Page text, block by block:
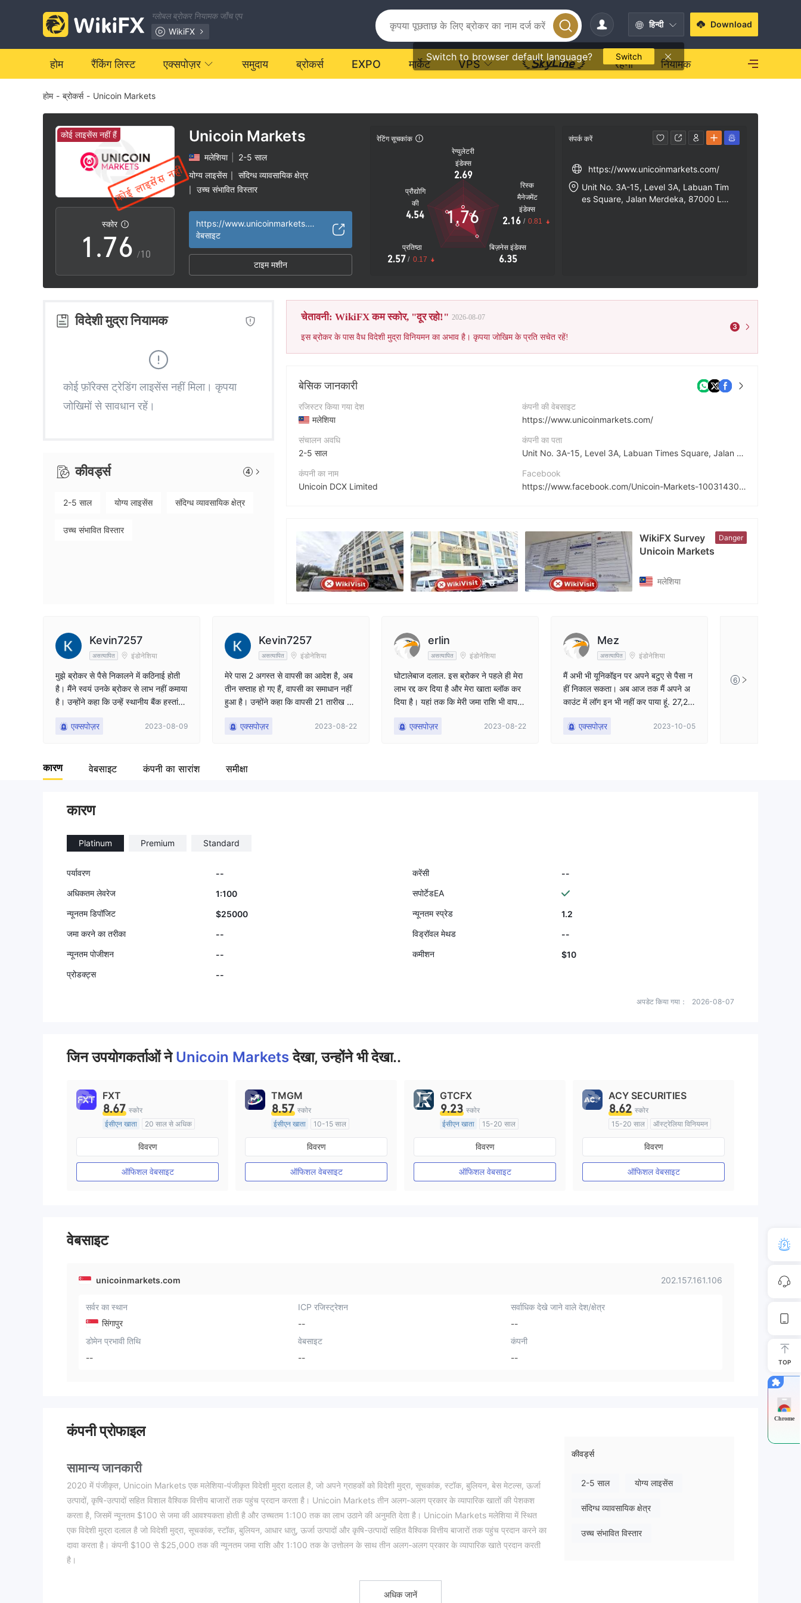
ग्लोबल ब्रोकर नियामक जाँच एप
WikiFX
हिन्दी
Switch to browser default language? Switch
Download
होम रैंकिंग लिस्ट एक्सपोज़र समुदाय ब्रोकर्स EXPO मार्केट VPS रहना नियामक
होम - ब्रोकर्स - Unicoin Markets
कोई लाइसेंस नहीं हैं
स्कोर
0
1
2
3
5
6
7
9
.
1
2
3
4
5
6
7
8
9
0
1
2
3
4
5
6
7
8
/10
Unicoin Markets
मलेशिया
2-5 साल
योग्य लाइसेंस
संदिग्ध व्यावसायिक क्षेत्र
उच्च संभावित विस्तार
https://www.unicoinmarkets.com/
वेबसाइट
टाइम मशीन
रेटिंग सूचकांक
रेग्युलेटरी
इंडेक्स
2.69
प्रौद्योगि
की
4.54
प्रतिष्ठा
2.57 / 0.17
बिज़नेस इंडेक्स
6.35
रिस्क
मैनेजमेंट
इंडेक्स
2.16 / 0.81
1.76
संपर्क करें
https://www.unicoinmarkets.com/
Unit No. 3A-15, Level 3A, Labuan Tim
es Square, Jalan Merdeka, 87000 La
विदेशी मुद्रा नियामक
कोई फ़ॉरेक्स ट्रेडिंग लाइसेंस नहीं मिला। कृपया
जोखिमों से सावधान रहें।
कीवर्ड्स 4
2-5 साल योग्य लाइसेंस संदिग्ध व्यावसायिक क्षेत्र
उच्च संभावित विस्तार
चेतावनी: WikiFX कम स्कोर, "दूर रहो!" 2026-08-07
इस ब्रोकर के पास वैध विदेशी मुद्रा विनियमन का अभाव है। कृपया जोखिम के प्रति सचेत रहें!
3
बेसिक जानकारी
रजिस्टर किया गया देश
मलेशिया
संचालन अवधि
2-5 साल
कंपनी का नाम
Unicoin DCX Limited
कंपनी का कर्मचारी
--
कंपनी की वेबसाइट
https://www.unicoinmarkets.com/
कंपनी का पता
Unit No. 3A-15, Level 3A, Labuan Times Square, Jalan Merdeka, 87000 Labuan F.T. Malaysia
Facebook
https://www.facebook.com/Unicoin-Markets-100314305083842/
इंस्टाग्राम
https://www.instagram.com/unicoinmarkets/
WikiFX Survey
Unicoin Markets
Danger
मलेशिया
Kevin7257
असत्यापित इंडोनेशिया
मुझे ब्रोकर से पैसे निकालने में कठिनाई होती
है। मैंने स्वयं उनके ब्रोकर से लाभ नहीं कमाया
है। उन्होंने कहा कि उन्हें स्थानीय बैंक हस्तांतर
दावे को 4+ दिन हो गए हैं और उन्होंने प्र
लंबित हैं। कृपया मेरी मदद करें, मैं मदद नहीं क
र सकता लेकिन 2 सप्ताह बहुत लंबा है और
एक्सपोज़र 2023-08-09
Kevin7257
असत्यापित इंडोनेशिया
मेरे पास 2 अगस्त से वापसी का आदेश है, अब
तीन सप्ताह हो गए हैं, वापसी का समाधान नहीं
हुआ है। उन्होंने कहा कि वापसी 21 तारीख से
पुष्टि या स्पष्टीकरण के केवल अपने सामान्य उ
एक्सपोज़र 2023-08-22
erlin
असत्यापित इंडोनेशिया
घोटालेबाज दलाल. इस ब्रोकर ने पहले ही मेरा
लाभ रद्द कर दिया है और मेरा खाता ब्लॉक कर
दिया है। यहां तक ​​कि मेरी जमा राशि भी वापस
इंतजार कर रहा हूं लेकिन मेरी जमा राशि वापस
एक्सपोज़र 2023-08-22
Mez
असत्यापित इंडोनेशिया
मैं अभी भी यूनिकॉइन पर अपने बटुए से पैसा न
हीं निकाल सकता। अब आज तक मैं अपने अ
काउंट में लॉग इन भी नहीं कर पाया हूं. 27,23
लॉगिन क्यों नहीं कर पा रहा हूं, जब तक मैंने य
एक्सपोज़र 2023-10-05
6
कारण वेबसाइट कंपनी का सारांश समीक्षा
कारण
Platinum Premium Standard
पर्यावरण -- करेंसी
--
अधिकतम लेवरेज
1:100
सपोर्टेडEA
न्यूनतम डिपॉजिट
$25000 न्यूनतम स्प्रेड
1.2
जमा करने का तरीका
-- विड्रॉवल मेथड
--
न्यूनतम पोजीशन
-- कमीशन
$10
प्रोडक्ट्स
--
अपडेट किया गया： 2026-08-07
जिन उपयोगकर्ताओं ने Unicoin Marketsदेखा, उन्होंने भी देखा..
FXT
8.67 स्कोर
ईसीएन खाता
20 साल से अधिक
ऑस्ट्रेलिया विनियमन
मार्केट मेकिंग (एमएम)
मुख्य-लेबल MT4
विवरण
ऑफिशल वेबसाइट
TMGM
8.57 स्कोर
ईसीएन खाता
10-15 साल
ऑस्ट्रेलिया विनियमन
मार्केट मेकिंग (एमएम)
मुख्य-लेबल MT4
विवरण
ऑफिशल वेबसाइट
GTCFX
9.23 स्कोर
ईसीएन खाता
15-20 साल
यूनाइटेड किंगडम विनियमन
मार्केट मेकिंग (एमएम)
मुख्य-लेबल MT4
विवरण
ऑफिशल वेबसाइट
ACY SECURITIES
8.62 स्कोर
15-20 साल
ऑस्ट्रेलिया विनियमन
मार्केट मेकिंग (एमएम)
मुख्य-लेबल MT4
विवरण
ऑफिशल वेबसाइट
वेबसाइट
unicoinmarkets.com 202.157.161.106
सर्वर का स्थान
सिंगापुर
ICP रजिस्ट्रेशन
--
सर्वाधिक देखे जाने वाले देश/क्षेत्र
--
डोमेन प्रभावी तिथि
--
वेबसाइट
--
कंपनी
--
कंपनी प्रोफाइल
सामान्य जानकारी
2020 में पंजीकृत, Unicoin Markets एक मलेशिया-पंजीकृत विदेशी मुद्रा दलाल है, जो अपने ग्राहकों को विदेशी मुद्रा, सूचकांक, स्टॉक, बुलियन, बेस मेटल्स, ऊर्जा
उत्पादों, कृषि-उत्पादों सहित विशाल वैश्विक वित्तीय बाजारों तक पहुंच प्रदान करता है। Unicoin Markets तीन अलग-अलग प्रकार के व्यापारिक खातों की पेशकश
करता है, जिसमें न्यूनतम $100 से जमा की आवश्यकता होती है और उच्चतम 1:100 तक का लाभ उठाने की अनुमति देता है। Unicoin Markets मलेशिया में स्थित
एक विदेशी मुद्रा दलाल है जो विदेशी मुद्रा, सूचकांक, स्टॉक, बुलियन, आधार धातु, ऊर्जा उत्पादों और कृषि-उत्पादों सहित वैश्विक वित्तीय बाजारों तक पहुंच प्रदान करने का
दावा करता है। कंपनी $100 से $25,000 तक की न्यूनतम जमा राशि और 1:100 तक के उत्तोलन के साथ तीन अलग-अलग प्रकार के व्यापारिक खाते प्रदान करती
है।
क्लाइंट फंड की सुरक्षा के बारे में संदेह पैदा करता है। इसके अतिरिक्त, कंपनी को एक संदिग्ध क्लोन के रूप में फ़्लैग किया गया है, यह दर्शाता है कि यह एक वैध ब्रोकर की
कीवर्ड्स
2-5 साल योग्य लाइसेंस
संदिग्ध व्यावसायिक क्षेत्र
उच्च संभावित विस्तार
अधिक जानें
TOP
Chrome